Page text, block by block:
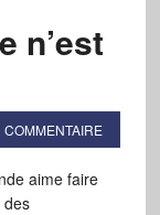
n’est
aime faire
des